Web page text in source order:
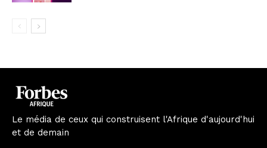
Le média de ceux qui construisent l'Afrique d'aujourd'hui
et de demain